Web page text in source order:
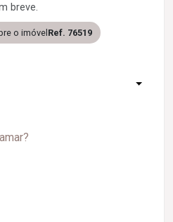
breve.
o imóvel Ref. 76519